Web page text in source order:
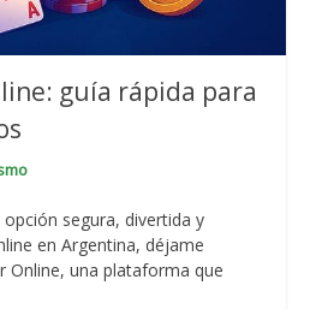
guía rápida para
segura, divertida y
en Argentina, déjame
Online, una plataforma que